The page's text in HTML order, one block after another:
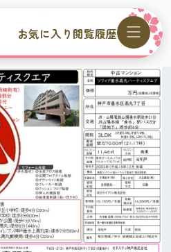
お気に入り 閲覧履歴